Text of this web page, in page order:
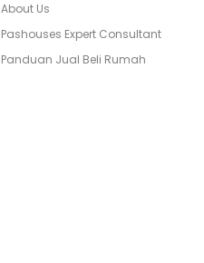
About Us
Pashouses Expert Consultant
Panduan Jual Beli Rumah